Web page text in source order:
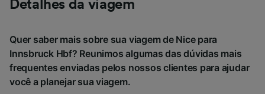
Detalhes da viagem
Quer saber mais sobre sua viagem de Nice para
Innsbruck Hbf? Reunimos algumas das dúvidas mais
frequentes enviadas pelos nossos clientes para ajudar
você a planejar sua viagem.